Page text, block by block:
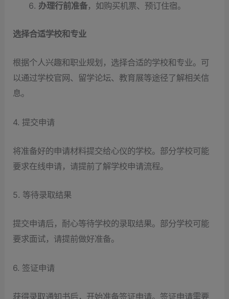
办理行前准备，如购买机票、预订住宿。
选择合适学校和专业
根据个人兴趣和职业规划，选择合适的学校和专业。可
以通过学校官网、留学论坛、教育展等途径了解相关信
息。
4. 提交申请
将准备好的申请材料提交给心仪的学校。部分学校可能
要求在线申请，请提前了解学校申请流程。
5. 等待录取结果
提交申请后，耐心等待学校的录取结果。部分学校可能
要求面试，请提前做好准备。
6. 签证申请
获得录取通知书后，开始准备签证申请。签证申请需要